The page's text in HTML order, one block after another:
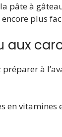
pâte à
plus
aux
à
en vitamines